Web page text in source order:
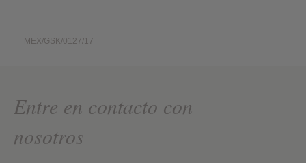
MEX/GSK/0127/17
Entre en contacto con
nosotros